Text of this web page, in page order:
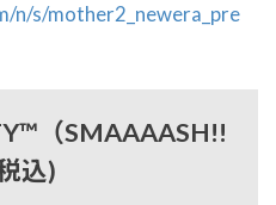
n/s/mother2_newera_pre
（SMAAAASH!!
込)